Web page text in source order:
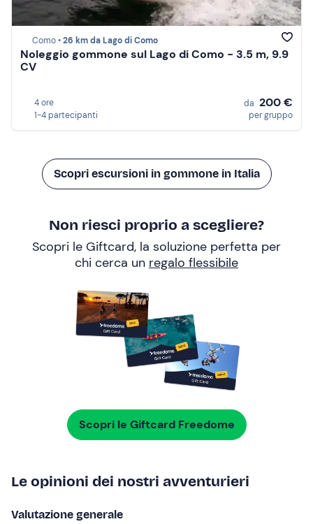
Como •26 km da Lago di Como
Noleggio gommone sul Lago di Como - 3.5 m, 9.9
CV
4 ore
1-4 partecipanti
da 200 €
per gruppo
Scopri escursioni in gommone in Italia
Non riesci proprio a scegliere?
Scopri le Giftcard, la soluzione perfetta per
chi cerca un regalo flessibile
Scopri le Giftcard Freedome
Le opinioni dei nostri avventurieri
Valutazione generale